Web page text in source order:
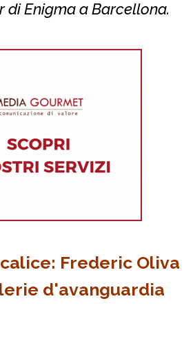
di Enigma a Barcellona.
Frederic Oliva
d'avanguardia